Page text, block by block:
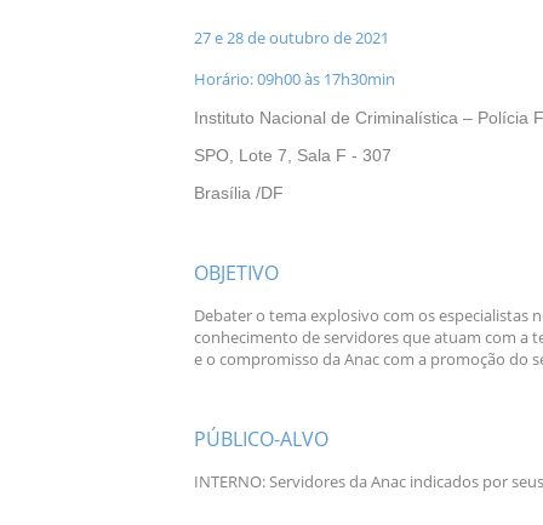
27 e 28 de outubro de 2021
Horário: 09h00 às 17h30min
Instituto Nacional de Criminalística – Polícia
SPO, Lote 7, Sala F - 307
Brasília /DF
OBJETIVO
Debater o tema explosivo com os especialistas
conhecimento de servidores que atuam com a
e o compromisso da Anac com a promoção do
PÚBLICO-ALVO
INTERNO: Servidores da Anac indicados por